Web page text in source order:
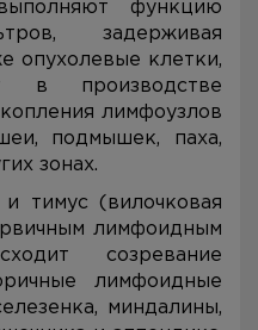
функцию
задерживая
опухолевые клетки,
в производстве
лимфоузлов
подмышек, паха,
зонах.
тимус (вилочковая
лимфоидным
созревание
лимфоидные
миндалины,